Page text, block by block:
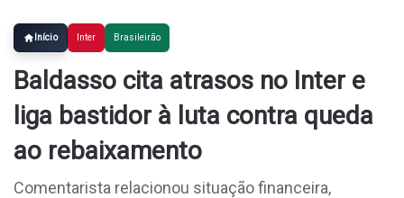
Início Inter Brasileirão
Baldasso cita atrasos no Inter e
liga bastidor à luta contra queda
ao rebaixamento
Comentarista relacionou situação financeira,